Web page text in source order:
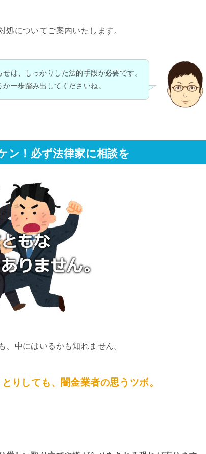
についてご案内いたします。
は、しっかりした法的手段が必要です。
一歩踏み出してくださいね。
ン！必ず法律家に相談を
中にはいるかも知れません。
りしても、闇金業者の思うツボ。